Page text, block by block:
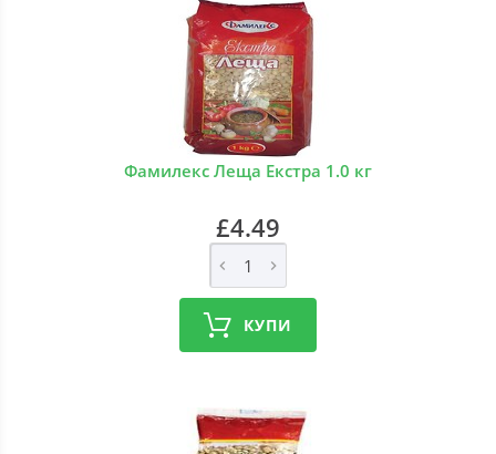
Фамилекс Леща Екстра 1.0 кг
£4.49
КУПИ